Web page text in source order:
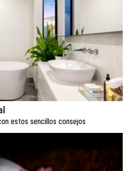
estos sencillos consejos